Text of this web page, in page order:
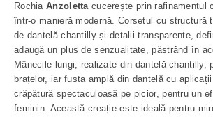
RochiaAnzolettacucerește prin rafinamentul
într-o manieră modernă. Corsetul cu structură
de dantelă chantilly și detalii transparente,
adaugă un plus de senzualitate, păstrând în
Mânecile lungi, realizate din dantelă chantilly,
brațelor, iar fusta amplă din dantelă cu
crăpătură spectaculoasă pe picior, pentru un
feminin. Această creație este ideală pentru